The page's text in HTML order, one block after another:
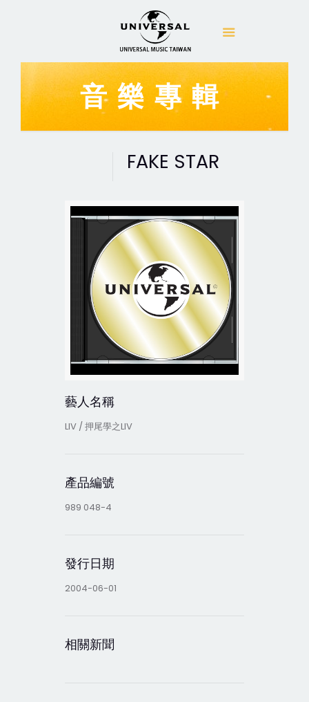
音樂專輯
FAKE STAR
藝人名稱
LIV / 押尾學之LIV
產品編號
989 048-4
發行日期
2004-06-01
相關新聞